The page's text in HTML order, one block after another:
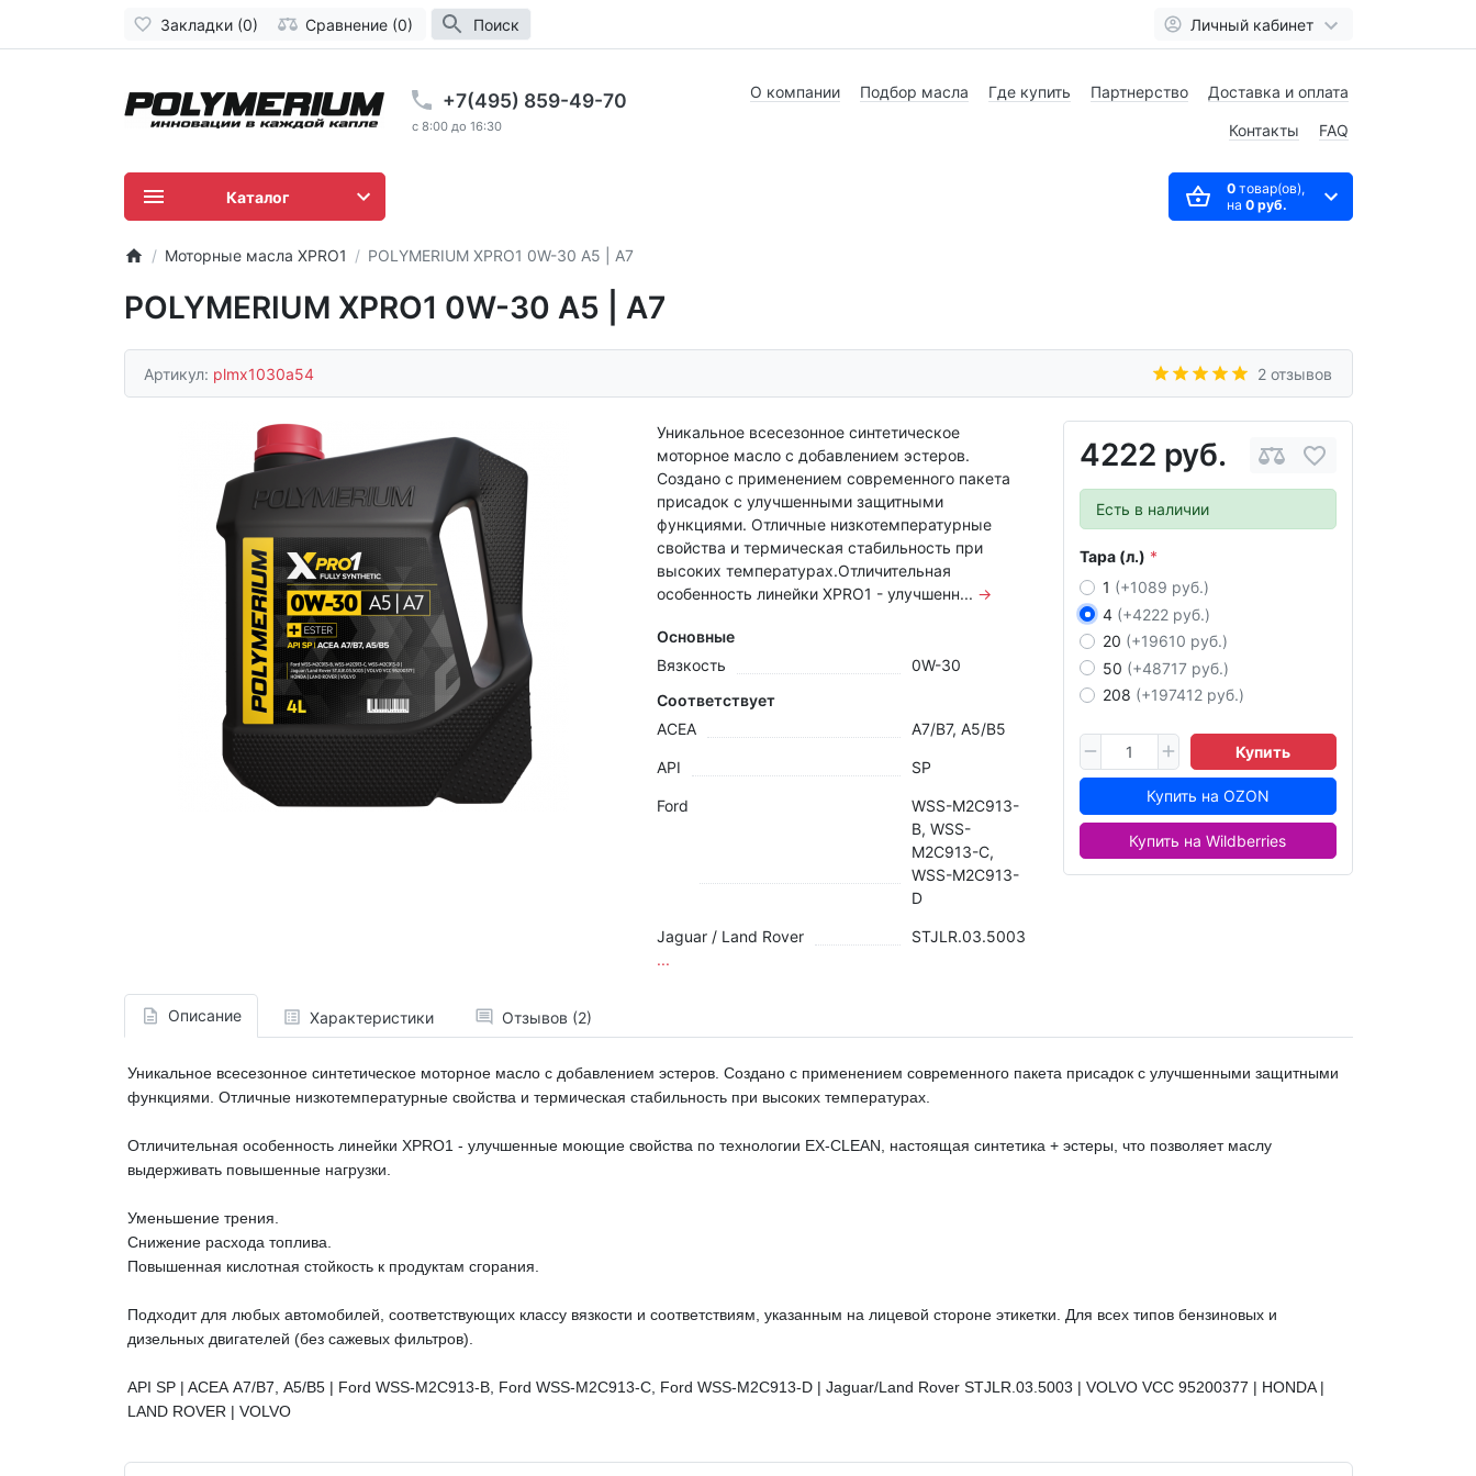
Закладки (0) Сравнение (0) Поиск Личный кабинет
+7(495) 859-49-70
c 8:00 до 16:30
О компании Подбор масла Где купить Партнерство Доставка и оплата
Контакты FAQ
0товар(ов),
на 0 руб.
Каталог
Моторные масла XPRO1 POLYMERIUM XPRO1 0W-30 A5 | A7
POLYMERIUM XPRO1 0W-30 A5 | A7
Артикул: plmx1030a54 2 отзывов
4222 руб.
Есть в наличии
Тара (л.)
1 (+1089 руб.)
4 (+4222 руб.)
20 (+19610 руб.)
50 (+48717 руб.)
208 (+197412 руб.)
Купить
Купить на OZON
Купить на Wildberries
Уникальное всесезонное синтетическое
моторное масло с добавлением эстеров.
Создано с применением современного пакета
присадок с улучшенными защитными
функциями. Отличные низкотемпературные
свойства и термическая стабильность при
высоких температурах.Отличительная
особенность линейки XPRO1 - улучшенн... →
Основные
Вязкость
0W-30
Соответствует
ACEA
A7/B7, A5/B5
API SP
Ford
WSS-M2C913-
B, WSS-
M2C913-C,
WSS-M2C913-
D
Jaguar / Land Rover
STJLR.03.5003
...
Описание Характеристики Отзывов (2)
Уникальное всесезонное синтетическое моторное масло с добавлением эстеров. Создано с применением современного пакета присадок с улучшенными защитными
функциями. Отличные низкотемпературные свойства и термическая стабильность при высоких температурах.
Отличительная особенность линейки XPRO1 - улучшенные моющие свойства по технологии EX-CLEAN, настоящая синтетика + эстеры, что позволяет маслу
выдерживать повышенные нагрузки.
Уменьшение трения.
Снижение расхода топлива.
Повышенная кислотная стойкость к продуктам сгорания.
Подходит для любых автомобилей, соответствующих классу вязкости и соответствиям, указанным на лицевой стороне этикетки. Для всех типов бензиновых и
дизельных двигателей (без сажевых фильтров).
API SP | ACEA A7/B7, A5/B5 | Ford WSS-M2C913-B, Ford WSS-M2C913-C, Ford WSS-M2C913-D | Jaguar/Land Rover STJLR.03.5003 | VOLVO VCC 95200377 | HONDA |
LAND ROVER | VOLVO